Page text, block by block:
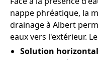
nappe phréatique, la
drainage à Albert
eaux vers l'extérieur.
Solution